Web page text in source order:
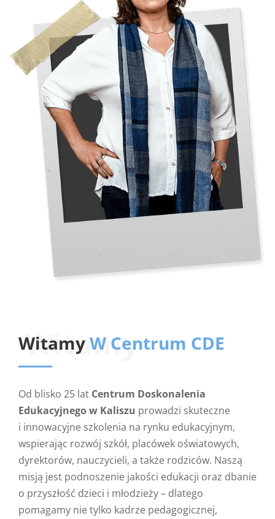
WitamyW Centrum CDE
Witamy
Od blisko 25 lat Centrum Doskonalenia
Edukacyjnego w Kaliszu prowadzi skuteczne
i innowacyjne szkolenia na rynku edukacyjnym,
wspierając rozwój szkół, placówek oświatowych,
dyrektorów, nauczycieli, a także rodziców. Naszą
misją jest podnoszenie jakości edukacji oraz dbanie
o przyszłość dzieci i młodzieży – dlatego
pomagamy nie tylko kadrze pedagogicznej,